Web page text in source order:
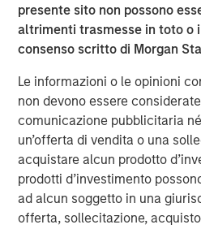
presente sito non possono
altrimenti trasmesse in toto o
consenso scritto di Morgan
Le informazioni o le opinioni
non devono essere
comunicazione pubblicitaria
un’offerta di vendita o una
acquistare alcun prodotto
prodotti d’investimento
ad alcun soggetto in una
offerta, sollecitazione,
delivery capacity of
“Opportunities to invest in the
ownership of another
asset,” said John Veech, Head
Morgan Stanley Infrastructure.
with Southern Star’s
initiate growth projects and
expenditures program. We
building the business and
service to customers.”